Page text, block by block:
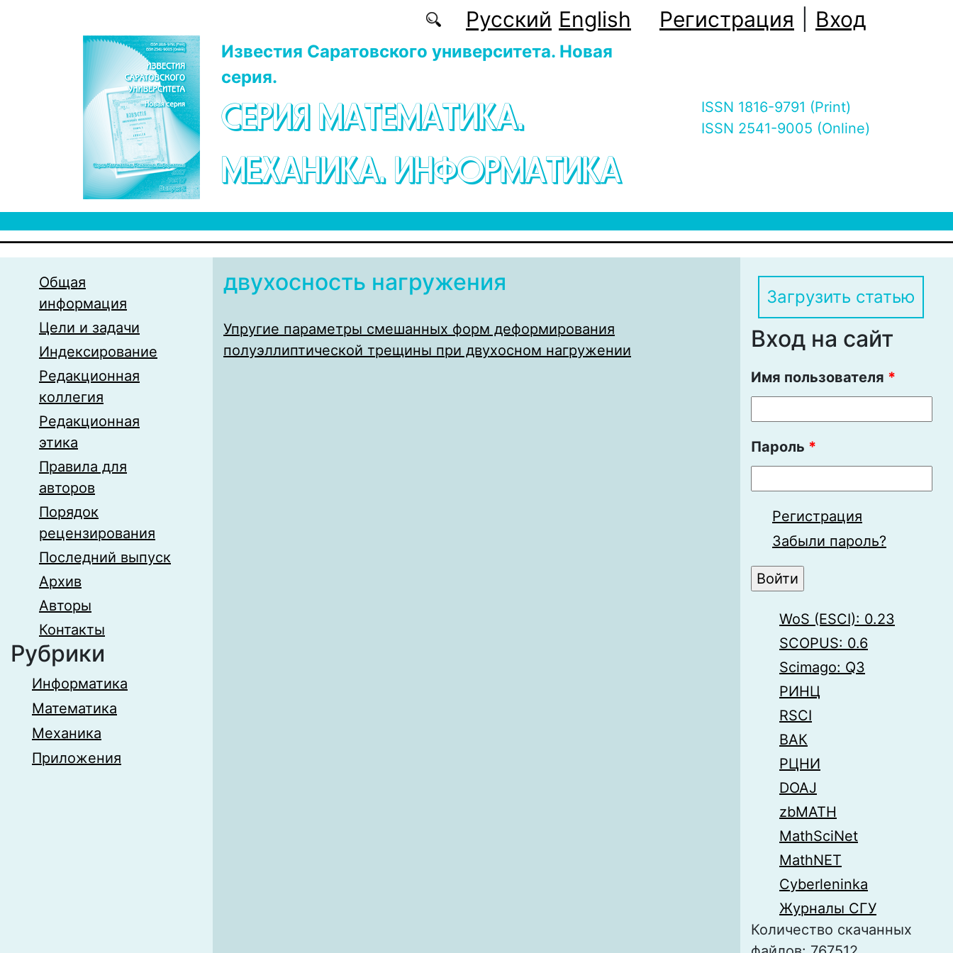
Русский English Регистрация Вход
Известия Саратовского университета. Новая
серия.
СЕРИЯ МАТЕМАТИКА.
МЕХАНИКА. ИНФОРМАТИКА
ISSN 1816-9791 (Print)
ISSN 2541-9005 (Online)
Общая
информация
Цели и задачи
Индексирование
Редакционная
коллегия
Редакционная
этика
Правила для
авторов
Порядок
рецензирования
Последний выпуск
Архив
Авторы
Контакты
Рубрики
Информатика
Математика
Механика
Приложения
двухосность нагружения
Упругие параметры смешанных форм деформирования
полуэллиптической трещины при двухосном нагружении
Загрузить статью
Вход на сайт
Имя пользователя *
Пароль *
Регистрация
Забыли пароль?
WoS (ESCI): 0.23
SCOPUS: 0.6
Scimago: Q3
РИНЦ
RSCI
ВАК
РЦНИ
DOAJ
zbMATH
MathSciNet
MathNET
Cyberleninka
Журналы СГУ
Количество скачанных